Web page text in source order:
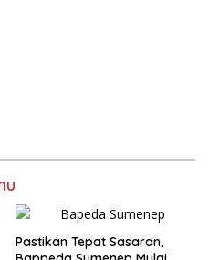
Pastikan Tepat Sasaran,